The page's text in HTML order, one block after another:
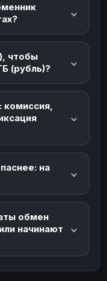
чтобы
(рубль)?
на
обмен
начинают